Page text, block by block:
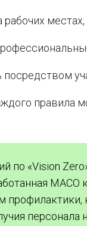
правила
по «Vision
МАСО